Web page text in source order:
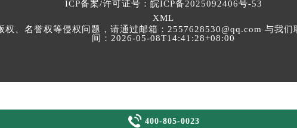
ICP备案/许可证号：皖ICP备2025092406号-53
XML
、名誉权等侵权问题，请通过邮箱：2557628530@qq.com 与我
间：2026-05-08T14:41:28+08:00
 400-805-0023